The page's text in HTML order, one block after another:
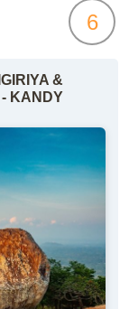
6
&
KANDY